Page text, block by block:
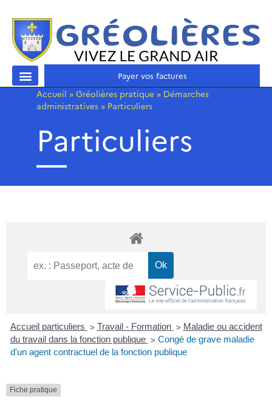
Payer vos factures
Accueil » Gréolières pratique » Démarches
administratives » Particuliers
Particuliers
Accueil particuliers > Travail - Formation > Maladie ou accident
du travail dans la fonction publique > Congé de grave maladie
d'un agent contractuel de la fonction publique
Fiche pratique